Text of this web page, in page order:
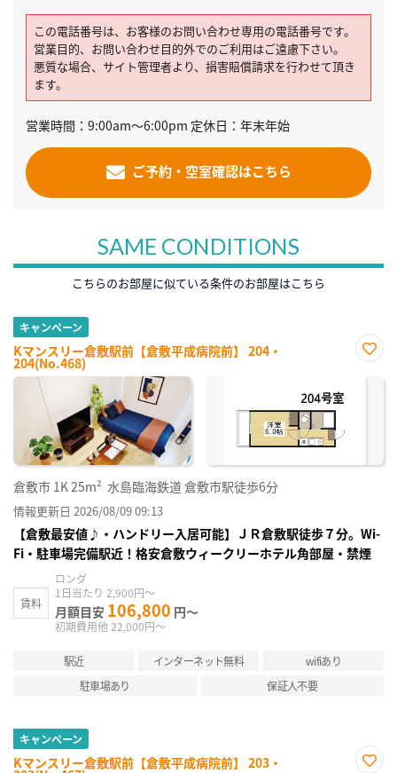
この電話番号は、お客様のお問い合わせ専用の電話番号です。
営業目的、お問い合わせ目的外でのご利用はご遠慮下さい。
悪質な場合、サイト管理者より、損害賠償請求を行わせて頂き
ます。
営業時間：9:00am～6:00pm 定休日：年末年始
ご予約・空室確認はこちら
SAME CONDITIONS
こちらのお部屋に似ている条件のお部屋はこちら
キャンペーン
Kマンスリー倉敷駅前【倉敷平成病院前】 204・
204(No.468)
に入
倉敷市 1K25m² 水島臨海鉄道 倉敷市駅徒歩6分
情報更新日 2026/08/09 09:13
【倉敷最安値♪・ハンドリー入居可能】ＪＲ倉敷駅徒歩７分。Wi-
Fi・駐車場完備駅近！格安倉敷ウィークリーホテル角部屋・禁煙
賃料
ロング
1日当たり 2,900円～
月額目安 106,800 円～
初期費用他 22,000円～
駅近 インターネット無料
wifiあり
駐車場あり
保証人不要
キャンペーン
Kマンスリー倉敷駅前【倉敷平成病院前】 203・